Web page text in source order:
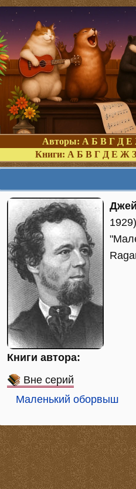
Авторы: А Б В Г Д Е
Книги: А Б В Г Д Е Ж З
Книги автора:
Вне серий
Маленький оборвыш